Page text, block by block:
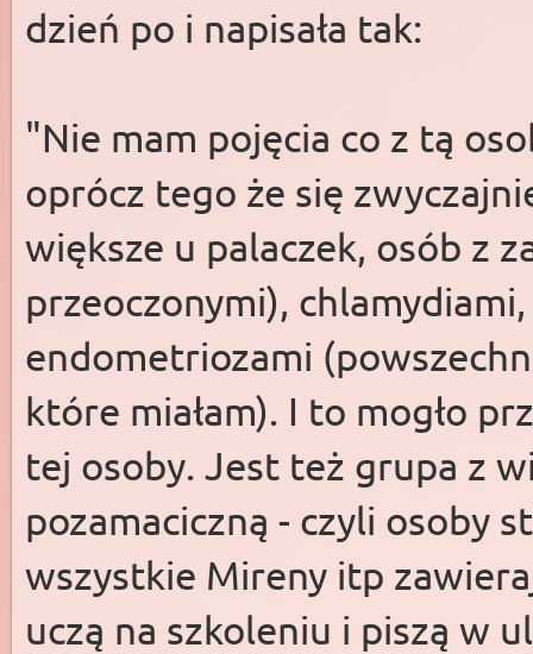
dzień po i napisała tak:
"Nie mam pojęcia co z tą
oprócz tego że się
większe u palaczek, osób z
przeoczonymi),
endometriozami
które miałam). I to mogło
tej osoby. Jest też grupa z
pozamaciczną - czyli osoby
wszystkie Mireny itp
uczą na szkoleniu i piszą w